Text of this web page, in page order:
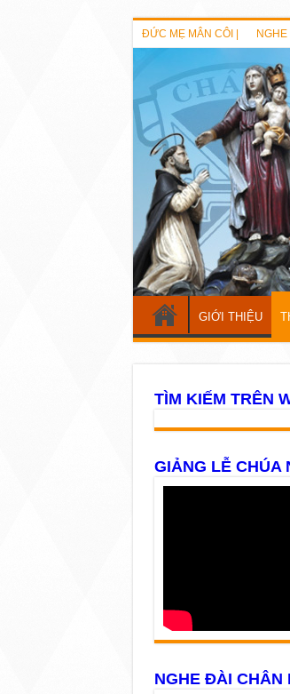
ĐỨC MẸ MÂN CÔI | NGHE
GIỚI THIỆU
TÌM KIẾM TRÊN
GIẢNG LỄ CHÚA
NGHE ĐÀI CHÂN